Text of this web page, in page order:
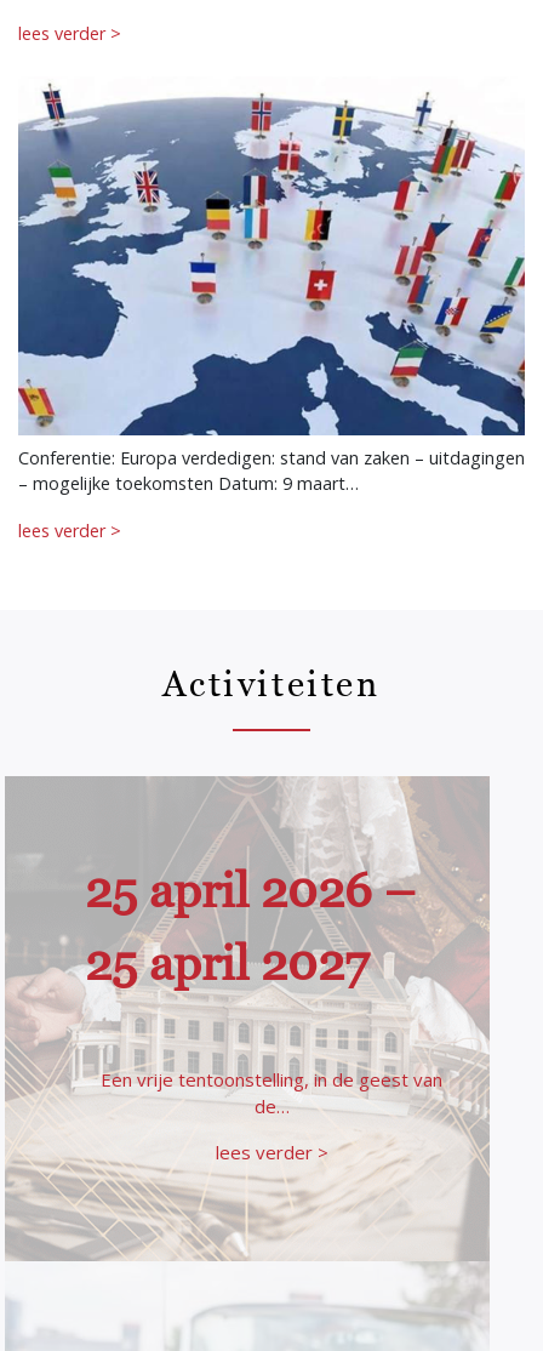
lees verder >
Conferentie: Europa verdedigen: stand van zaken – uitdagingen
– mogelijke toekomsten Datum: 9 maart…
lees verder >
Activiteiten
25 april 2026 –
25 april 2027
Een vrije tentoonstelling, in de geest van
de…
lees verder >